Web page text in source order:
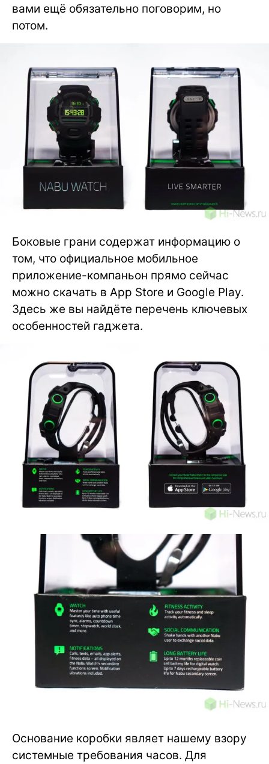
вами ещё обязательно поговорим, но
потом.
Боковые грани содержат информацию о
том, что официальное мобильное
приложение-компаньон прямо сейчас
можно скачать в App Store и Google Play.
Здесь же вы найдёте перечень ключевых
особенностей гаджета.
Основание коробки являет нашему взору
системные требования часов. Для